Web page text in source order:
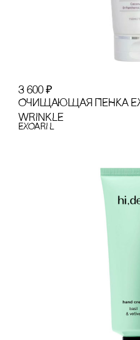
3 600 ₽
ОЧИЩАЮЩАЯ ПЕНКА
WRINKLE
EXOARI L